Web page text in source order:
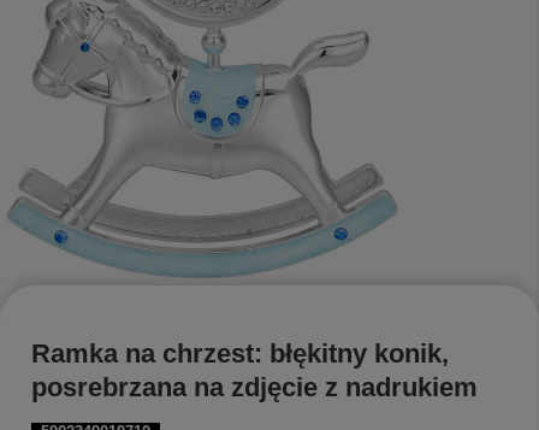
Ramka na chrzest: błękitny konik,
posrebrzana na zdjęcie z nadrukiem